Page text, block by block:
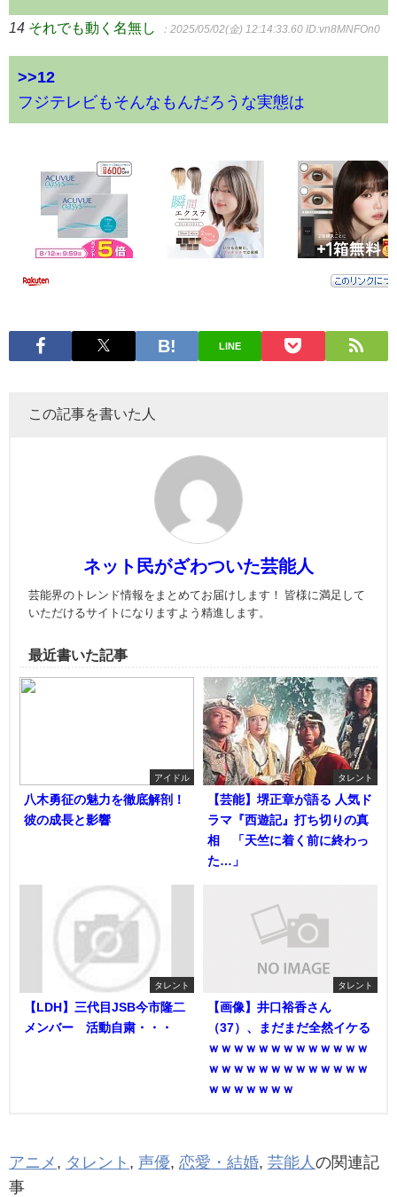
14 それでも動く名無し ：2025/05/02(金) 12:14:33.60 ID:vn8MNFOn0
>>12
フジテレビもそんなもんだろうな実態は
LINE
この記事を書いた人
ネット民がざわついた芸能人
芸能界のトレンド情報をまとめてお届けします！ 皆様に満足して
いただけるサイトになりますよう精進します。
最近書いた記事
アイドル
八木勇征の魅力を徹底解剖！
彼の成長と影響
タレント
【芸能】堺正章が語る 人気ド
ラマ『西遊記』打ち切りの真
相 「天竺に着く前に終わっ
た…」
タレント
【LDH】三代目JSB今市隆二
メンバー 活動自粛・・・
タレント
【画像】井口裕香さん
（37）、まだまだ全然イケる
ｗｗｗｗｗｗｗｗｗｗｗｗｗ
ｗｗｗｗｗｗｗｗｗｗｗｗｗ
ｗｗｗｗｗｗｗ
アニメ タレント 声優 恋愛・結婚 芸能人 の関連記
事